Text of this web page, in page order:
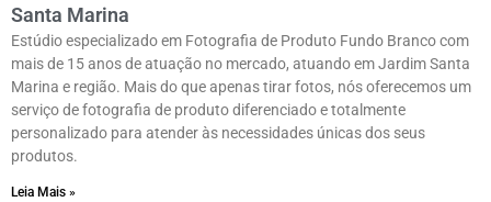
Santa Marina
Estúdio especializado em Fotografia de Produto Fundo Branco com
mais de 15 anos de atuação no mercado, atuando em Jardim Santa
Marina e região. Mais do que apenas tirar fotos, nós oferecemos um
serviço de fotografia de produto diferenciado e totalmente
personalizado para atender às necessidades únicas dos seus
produtos.
Leia Mais »